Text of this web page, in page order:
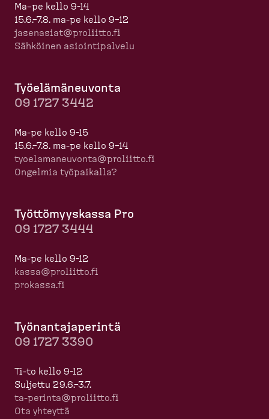
Ma–pe kello 9-14
15.6.–7.8. ma-pe kello 9–12
jasenasiat@proliitto.fi
Sähköinen asioin­ti­palvelu
Työelä­mä­neuvonta
09 1727 3442
Ma-pe kello 9-15
15.6.–7.8. ma-pe kello 9–14
tyoela­ma­neuvonta@proliitto.fi
Ongelmia työpaikalla?
Työttö­myyskassa Pro
09 1727 3444
Ma-pe kello 9-12
kassa@proliitto.fi
prokassa.fi
Työnan­ta­ja­perintä
09 1727 3390
Ti-to kello 9-12
Suljettu 29.6.–3.7.
ta-​perinta@proliitto.fi
Ota yhteyttä